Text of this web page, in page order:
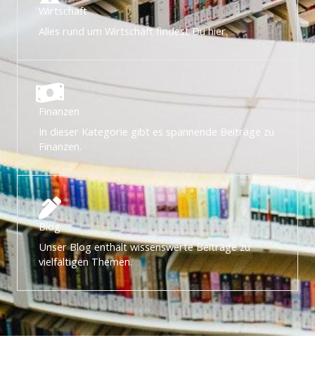
Wirtschaft
Alles rund um Wirtschaft findest Du hier.
Finanzen
In dieser Kategorie gibt es spannende Beiträge zu
Finanzen.
Blog
Unser Blog enthält wissenswerte Beiträge zu
vielfältigen Themen.